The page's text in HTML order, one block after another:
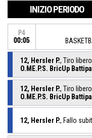
INIZIO PERIODO
P4
00:05
12, Hersler P., Tiro
O.ME.P.S. BricUp
12, Hersler P., Tiro
O.ME.P.S. BricUp
12, Hersler P., Fallo